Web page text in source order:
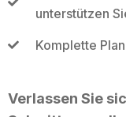
unterstützen
Komplette
Verlassen Sie